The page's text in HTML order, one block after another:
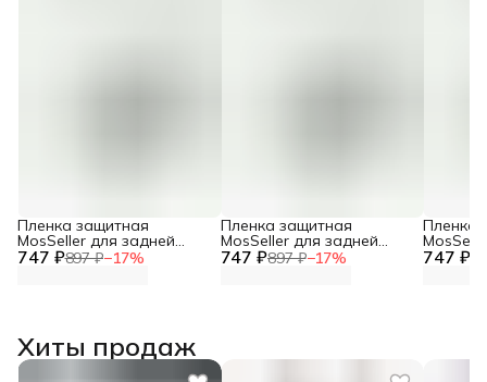
747 ₽897 ₽−17%
Пленка защитная
MosSeller для задней
панели для Motorola Razr 747 ₽897 ₽−17%
Пленка защитная
MosSeller для задней
панели для Motorola Razr 747 ₽
Пленка
панели
Хиты продаж